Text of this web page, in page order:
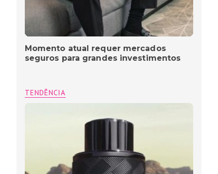
Momento atual requer mercados
seguros para grandes investimentos
TENDÊNCIA